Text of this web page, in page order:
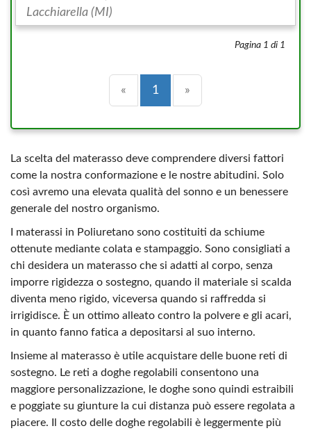
Lacchiarella (MI)
Pagina 1 di 1
« Precedente
1 (current)
»
La scelta del materasso deve comprendere diversi fattori
come la nostra conformazione e le nostre abitudini. Solo
così avremo una elevata qualità del sonno e un benessere
generale del nostro organismo.
I materassi in Poliuretano sono costituiti da schiume
ottenute mediante colata e stampaggio. Sono consigliati a
chi desidera un materasso che si adatti al corpo, senza
imporre rigidezza o sostegno, quando il materiale si scalda
diventa meno rigido, viceversa quando si raffredda si
irrigidisce. È un ottimo alleato contro la polvere e gli acari,
in quanto fanno fatica a depositarsi al suo interno.
Insieme al materasso è utile acquistare delle buone reti di
sostegno. Le reti a doghe regolabili consentono una
maggiore personalizzazione, le doghe sono quindi estraibili
e poggiate su giunture la cui distanza può essere regolata a
piacere. Il costo delle doghe regolabili è leggermente più